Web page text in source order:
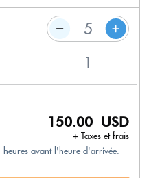
150.00 USD
+ Taxes et frais
avant l'heure d'arrivée.